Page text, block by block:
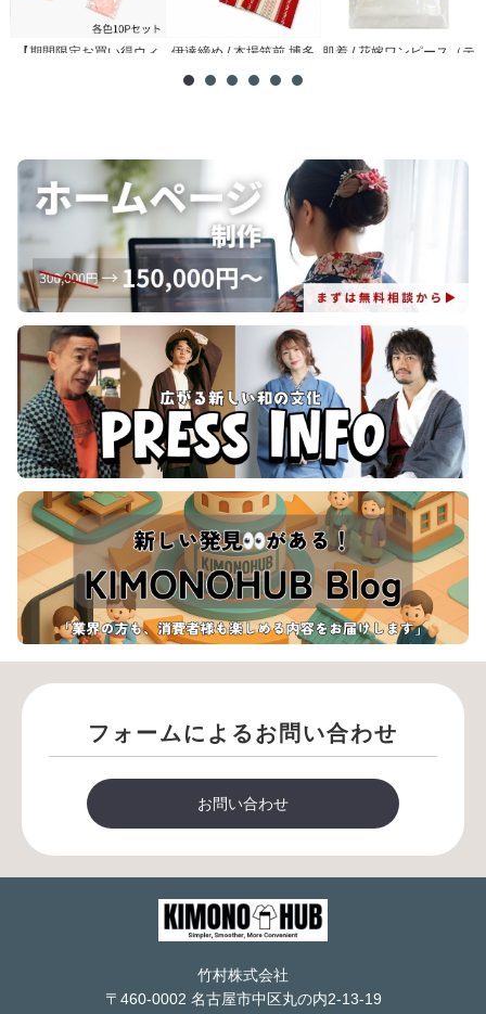
【期間限定お買い得ウィ
伊達締め / 本場筑前 博多
肌着 / 花嫁ワンピース（テ
フォームによるお問い合わせ
お問い合わせ
竹村株式会社
〒460-0002 名古屋市中区丸の内2-13-19